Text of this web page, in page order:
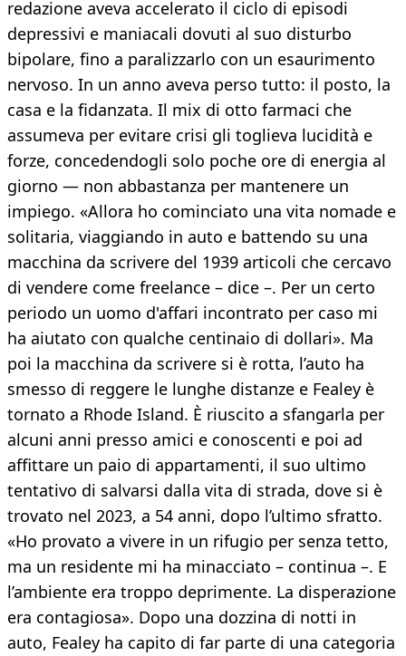
redazione aveva accelerato il ciclo di episodi
depressivi e maniacali dovuti al suo disturbo
bipolare, fino a paralizzarlo con un esaurimento
nervoso. In un anno aveva perso tutto: il posto, la
casa e la fidanzata. Il mix di otto farmaci che
assumeva per evitare crisi gli toglieva lucidità e
forze, concedendogli solo poche ore di energia al
giorno — non abbastanza per mantenere un
impiego. «Allora ho cominciato una vita nomade e
solitaria, viaggiando in auto e battendo su una
macchina da scrivere del 1939 articoli che cercavo
di vendere come freelance – dice –. Per un certo
periodo un uomo d'affari incontrato per caso mi
ha aiutato con qualche centinaio di dollari». Ma
poi la macchina da scrivere si è rotta, l’auto ha
smesso di reggere le lunghe distanze e Fealey è
tornato a Rhode Island. È riuscito a sfangarla per
alcuni anni presso amici e conoscenti e poi ad
affittare un paio di appartamenti, il suo ultimo
tentativo di salvarsi dalla vita di strada, dove si è
trovato nel 2023, a 54 anni, dopo l’ultimo sfratto.
«Ho provato a vivere in un rifugio per senza tetto,
ma un residente mi ha minacciato – continua –. E
l’ambiente era troppo deprimente. La disperazione
era contagiosa». Dopo una dozzina di notti in
auto, Fealey ha capito di far parte di una categoria